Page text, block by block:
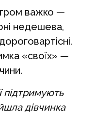
важко —
недешева,
«своїх» —
підтримують
дівчинка